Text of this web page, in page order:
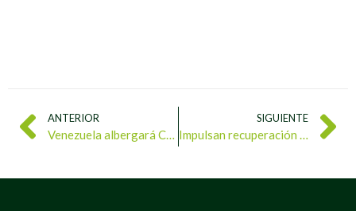
ANTERIOR
Venezuela albergará Congreso Mundial en Defensa de la Madre Tierra en diciembre
SIGUIENTE
Impulsan recuperación ambiental en Aguasay con la plantación de 453 árboles